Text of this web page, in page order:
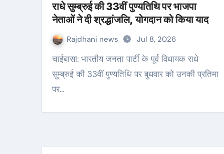
राधे सुम्ब्रुई की 33वीं पुण्यतिथि पर भाजपा
नेताओं ने दी श्रद्धांजलि, योगदान को किया याद
Rajdhani news Jul 8, 2026
चाईबासा: भारतीय जनता पार्टी के पूर्व विधायक राधे
सुम्ब्रुई की 33वीं पुण्यतिथि पर बुधवार को उनकी प्रतिमा
पर…